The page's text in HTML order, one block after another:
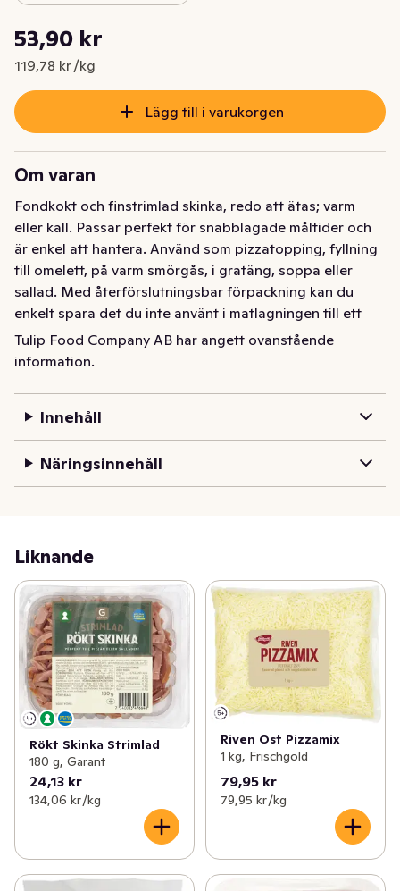
Nuvarande pris är: 53,90 kr
53,90 kr
119,78 kr /kg
Styckpris: 119,78 kr /kg
Lägg till i varukorgen
Om varan
Fondkokt och finstrimlad skinka, redo att ätas; varm
eller kall. Passar perfekt för snabblagade måltider och
är enkel att hantera. Använd som pizzatopping, fyllning
till omelett, på varm smörgås, i gratäng, soppa eller
sallad. Med återförslutningsbar förpackning kan du
enkelt spara det du inte använt i matlagningen till ett
senare tillfälle!
Tulip Food Company AB har angett ovanstående
information.
Innehåll
Näringsinnehåll
Liknande
Rökt Skinka Strimlad
180 g, Garant
24,13 kr
134,06 kr /kg
Riven Ost Pizzamix
1 kg, Frischgold
79,95 kr
79,95 kr /kg